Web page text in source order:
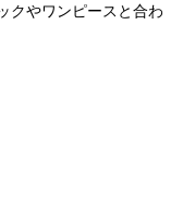
クやワンピースと合わ